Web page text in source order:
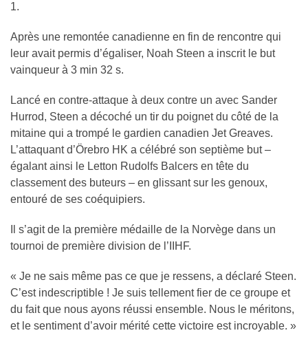
1.
Après une remontée canadienne en fin de rencontre qui
leur avait permis d’égaliser, Noah Steen a inscrit le but
vainqueur à 3 min 32 s.
Lancé en contre-attaque à deux contre un avec Sander
Hurrod, Steen a décoché un tir du poignet du côté de la
mitaine qui a trompé le gardien canadien Jet Greaves.
L’attaquant d’Örebro HK a célébré son septième but –
égalant ainsi le Letton Rudolfs Balcers en tête du
classement des buteurs – en glissant sur les genoux,
entouré de ses coéquipiers.
Il s’agit de la première médaille de la Norvège dans un
tournoi de première division de l’IIHF.
« Je ne sais même pas ce que je ressens, a déclaré Steen.
C’est indescriptible ! Je suis tellement fier de ce groupe et
du fait que nous ayons réussi ensemble. Nous le méritons,
et le sentiment d’avoir mérité cette victoire est incroyable. »